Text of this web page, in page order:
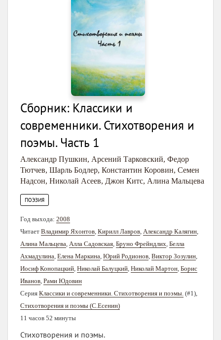
Сборник: Классики и
современники. Стихотворения и
поэмы. Часть 1
Александр Пушкин, Арсений Тарковский, Федор
Тютчев, Шарль Бодлер, Константин Коровин, Семен
Надсон, Николай Асеев, Джон Китс, Алина Мальцева
ПОЭЗИЯ
Год выхода: 2008
Читает Владимир Яхонтов Кирилл Лавров Александр Калягин
Алина Мальцева Алла Садовская Бруно Фрейндлих Белла
Ахмадулина Елена Маркина Юрий Родионов Виктор Зозулин
Иосиф Конопацкий Николай Балуцкий Николай Мартон Борис
Иванов Рами Юдовин
Серия Классики и современники. Стихотворения и поэмы. (#1),
Стихотворения и поэмы (С.Есенин)
11 часов 52 минуты
Стихотворения и поэмы.